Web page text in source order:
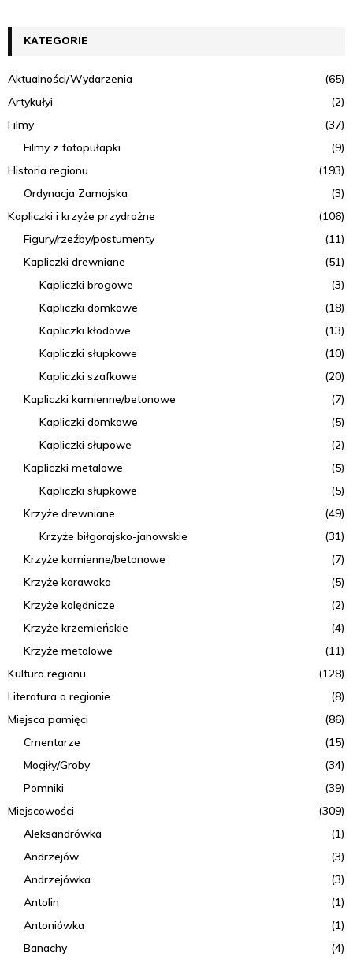
KATEGORIE
Aktualności/Wydarzenia
(65)
Artykułyi
(2)
Filmy
(37)
Filmy z fotopułapki
(9)
Historia regionu
(193)
Ordynacja Zamojska
(3)
Kapliczki i krzyże przydrożne
(106)
Figury/rzeźby/postumenty
(11)
Kapliczki drewniane
(51)
Kapliczki brogowe
(3)
Kapliczki domkowe
(18)
Kapliczki kłodowe
(13)
Kapliczki słupkowe
(10)
Kapliczki szafkowe
(20)
Kapliczki kamienne/betonowe
(7)
Kapliczki domkowe
(5)
Kapliczki słupowe
(2)
Kapliczki metalowe
(5)
Kapliczki słupkowe
(5)
Krzyże drewniane
(49)
Krzyże biłgorajsko-janowskie
(31)
Krzyże kamienne/betonowe
(7)
Krzyże karawaka
(5)
Krzyże kolędnicze
(2)
Krzyże krzemieńskie
(4)
Krzyże metalowe
(11)
Kultura regionu
(128)
Literatura o regionie
(8)
Miejsca pamięci
(86)
Cmentarze
(15)
Mogiły/Groby
(34)
Pomniki
(39)
Miejscowości
(309)
Aleksandrówka
(1)
Andrzejów
(3)
Andrzejówka
(3)
Antolin
(1)
Antoniówka
(1)
Banachy
(4)